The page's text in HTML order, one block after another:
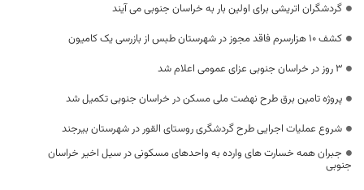
گردشگران اتریشی برای اولین بار به خراسان جنوبی می آیند
کشف ۱۰ هزارسرم فاقد مجوز در شهرستان طبس از بازرسی یک کامیون
۳ روز ‌در خراسان جنوبی عزای عمومی اعلام شد
پروژه تامین برق طرح نهضت ملی مسکن در خراسان جنوبی تکمیل شد
شروع عملیات اجرایی طرح گردشگری روستای القور در شهرستان بیرجند
جبران همه خسارت های وارده به واحدهای مسکونی در سیل اخیر خراسان
جنوبی